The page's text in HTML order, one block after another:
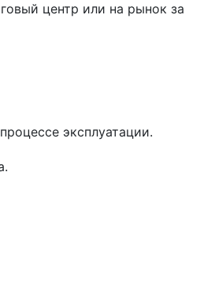
центр или на рынок за
эксплуатации.